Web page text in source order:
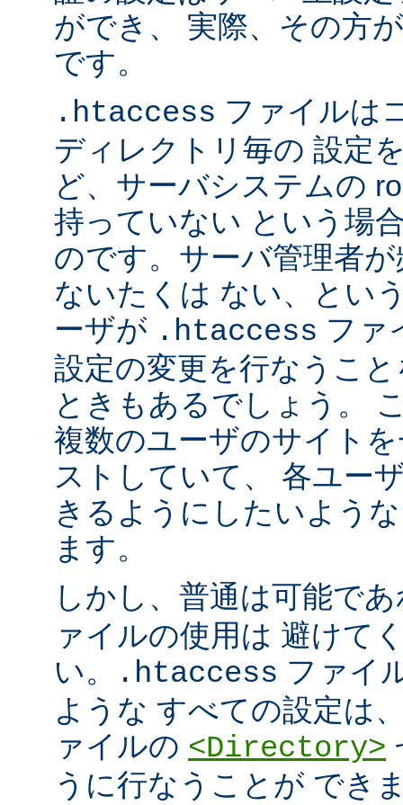
ができ、 実際、その方
です。
.htaccess ファイルは
ディレクトリ毎の 設定
ど、サーバシステムの
持っていない という場
のです。サーバ管理者
ないたくは ない、とい
ーザが .htaccess ファ
設定の変更を行なうこ
ときもあるでしょう。
複数のユーザのサイト
ストしていて、 各ユー
きるようにしたいよう
ます。
しかし、普通は可能で
ァイルの使用は 避けて
い。
.htaccess ファイ
ような すべての設定は
ァイルの <Directory>
うに行なうことが でき